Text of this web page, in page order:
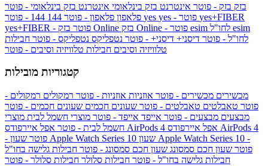
בזק בזק - פוטר אינטרנט בזק בינלאומי אינטרנט בזק בינלאומי - פוטר
פלאפון פלאפון - פוטר 144 yes
yes+FIBER
yes+FIBER - פוטר בזק Online
esim
לחו"ל - פוטר דיסני+ דיסני+ - פוטר נטפליקס נטפליקס - פוטר חבילות
טלוויזיה וסיבים חבילות טלוויזיה וסיבים - פוטר
קטגוריות מובילות
מכשירים מכשירים - פוטר אוזניות אוזניות - פוטר רמקולים רמקולים -
פוטר טאבלטים טאבלטים - פוטר שעונים חכמים שעונים חכמים - פוטר
מבצעים מבצעים - פוטר אייפד אייפד - פוטר מוצרי חשמל לבית מוצרי
חשמל לבית - פוטר אפל איירפודס AirPods 4 אפל איירפודס AirPods 4
- פוטר שעון Apple Watch Series 10 שעון Apple Watch Series 10 -
פוטר שעון חכם סמסונג שעון חכם סמסונג - פוטר חבילות גלישה בחו"ל
חבילות גלישה בחו"ל - פוטר חבילות סלולר חבילות סלולר - פוטר